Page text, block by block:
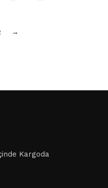
→
Kargoda